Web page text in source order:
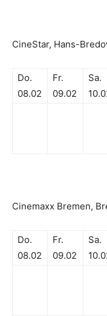
CineStar, Hans-
Do.
08.02
Fr.
09.02
Sa.
Cinemaxx Bremen,
Do.
08.02
Fr.
09.02
Sa.